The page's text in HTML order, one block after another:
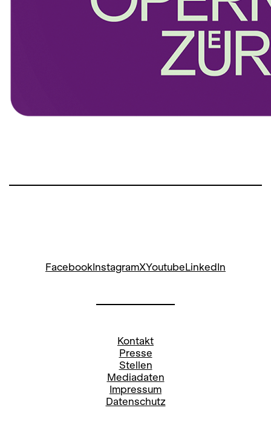
FacebookInstagramXYoutubeLinkedIn
Kontakt
Presse
Stellen
Mediadaten
Impressum
Datenschutz